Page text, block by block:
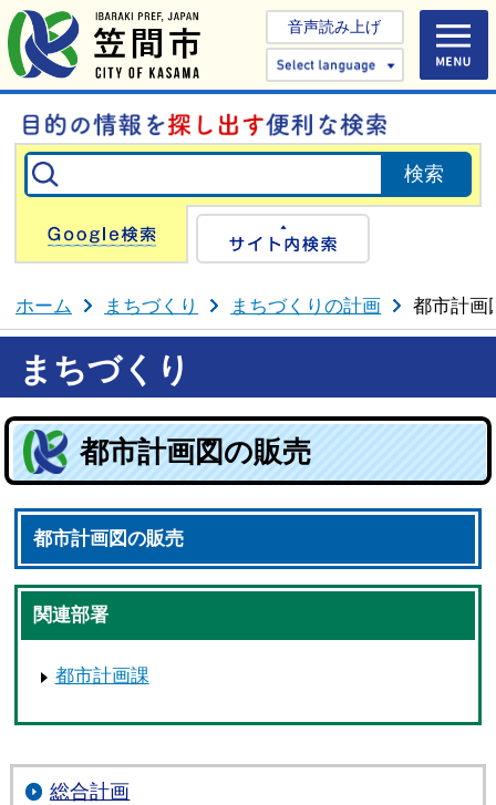
音声読み上げ
Select
Google検索
ホーム まちづくり まちづくりの計画 都市計画
まちづくり
都市計画図の販売
都市計画図の販売
関連部署
都市計画課
総合計画